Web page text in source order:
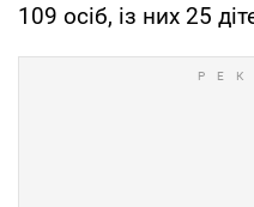
109 осіб, із них 25